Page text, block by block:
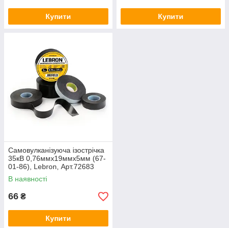
Купити Купити
Самовулканізуюча ізострічка
35кВ 0,76ммх19ммх5мм (67-
01-86), Lebron, Арт.72683
В наявності
66 ₴
Купити